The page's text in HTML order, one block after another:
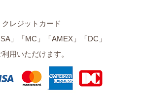
クレジットカード
」「MC」「AMEX」「DC」
利用いただけます。